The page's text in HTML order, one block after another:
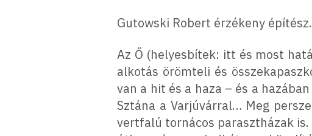
Gutowski Robert érzékeny
Az Ő (helyesbítek: itt és most
alkotás örömteli és
van a hit és a haza – és a
Sztána a Varjúvárral… Meg
vertfalú tornácos parasztházak